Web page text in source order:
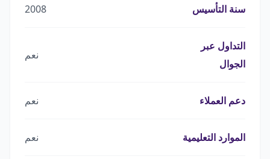
سنة التأسيس 2008
التداول عبر
الجوال
نعم
دعم العملاء نعم
الموارد التعليمية نعم